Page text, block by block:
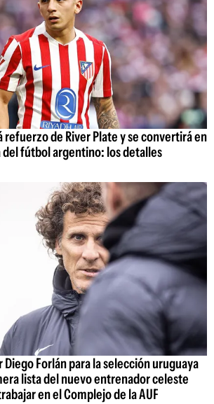
refuerzo de River Plate y se convertirá en
del fútbol argentino: los detalles
Diego Forlán para la selección uruguaya
lista del nuevo entrenador celeste
en el Complejo de la AUF